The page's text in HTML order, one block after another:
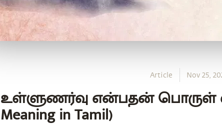
Article Nov 25,
உள்ளுணர்வு என்பதன் பொருள்
Meaning in Tamil)